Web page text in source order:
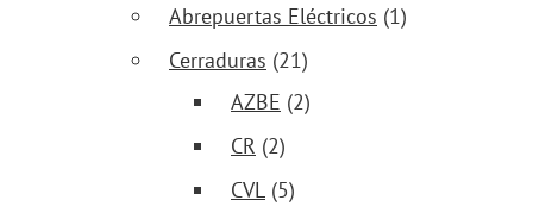
Abrepuertas Eléctricos (1)
Cerraduras (21)
AZBE (2)
CR (2)
CVL (5)